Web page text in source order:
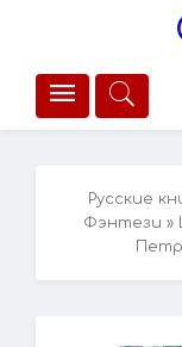
Русские
Фэнтези »